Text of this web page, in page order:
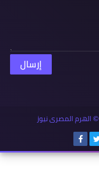
© الهرم المصرى نيوز